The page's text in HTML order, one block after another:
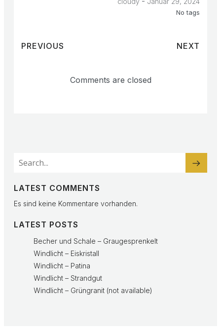
No tags
PREVIOUS NEXT
Comments are closed
LATEST COMMENTS
Es sind keine Kommentare vorhanden.
LATEST POSTS
Becher und Schale – Graugesprenkelt
Windlicht – Eiskristall
Windlicht – Patina
Windlicht – Strandgut
Windlicht – Grüngranit (not available)